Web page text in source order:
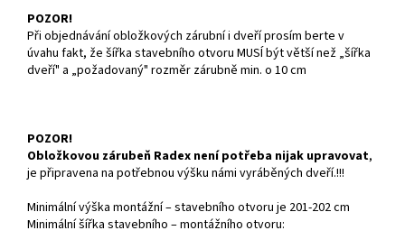
POZOR!
Při objednávání obložkových zárubní i dveří prosím berte v
úvahu fakt, že šířka stavebního otvoru MUSÍ být větší než „šířka
dveří" a „požadovaný" rozměr zárubně min. o 10 cm
POZOR!
Obložkovou zárubeň Radex není potřeba nijak upravovat,
je připravena na potřebnou výšku námi vyráběných dveří.!!!
Minimální výška montážní – stavebního otvoru je 201-202 cm
Minimální šířka stavebního – montážního otvoru: